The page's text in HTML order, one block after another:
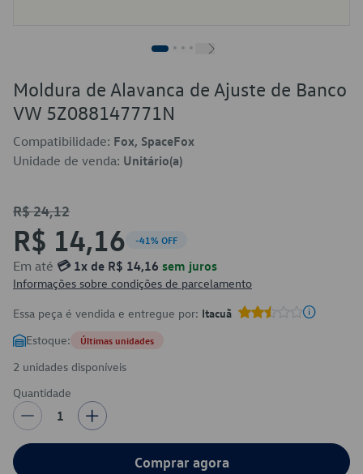
Moldura de Alavanca de Ajuste de Banco
VW 5Z088147771N
Compatibilidade: Fox, SpaceFox
Unidade de venda: Unitário(a)
R$ 24,12
R$ 14,16 -41% OFF
Em até 💳 1x de R$ 14,16 sem juros
Informações sobre condições de parcelamento
Essa peça é vendida e entregue por: Itacuã
Estoque: Últimas unidades
2 unidades disponíveis
Quantidade
1
Comprar agora